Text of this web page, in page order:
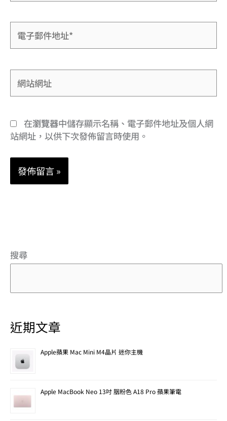
地
址
站
網
在瀏覽器中儲存顯示名稱、電子郵件地址及個人網
站網址，以供下次發佈留言時使用。
搜尋
近期文章
Apple蘋果 Mac Mini M4晶片 迷你主機
Apple MacBook Neo 13吋 胭粉色 A18 Pro 蘋果筆電